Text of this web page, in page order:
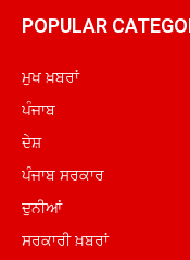
POPULAR
ਮੁਖ ਖ਼ਬਰਾਂ
ਪੰਜਾਬ
ਦੇਸ਼
ਪੰਜਾਬ ਸਰਕਾਰ
ਦੁਨੀਆਂ
ਸਰਕਾਰੀ ਖ਼ਬਰਾਂ